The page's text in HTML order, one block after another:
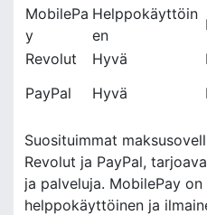
MobilePa
y
Helppokäyttöin
en
Revolut
Hyvä
PayPal
Hyvä
Suosituimmat
Revolut ja PayPal,
ja palveluja. MobilePay
helppokäyttöinen ja